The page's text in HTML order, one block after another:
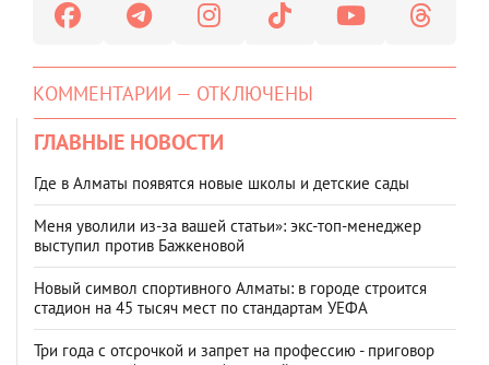
КОММЕНТАРИИ — ОТКЛЮЧЕНЫ
ГЛАВНЫЕ НОВОСТИ
Где в Алматы появятся новые школы и детские сады
Меня уволили из-за вашей статьи»: экс-топ-менеджер
выступил против Бажкеновой
Новый символ спортивного Алматы: в городе строится
стадион на 45 тысяч мест по стандартам УЕФА
Три года с отсрочкой и запрет на профессию - приговор